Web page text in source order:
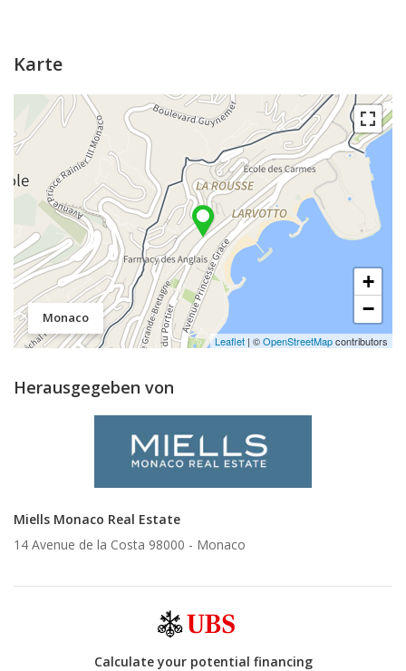
Karte
Monaco
+
−
Leaflet | ©OpenStreetMapcontributors
Herausgegeben von
Miells Monaco Real Estate
14 Avenue de la Costa 98000 - Monaco
Calculate your potential financing